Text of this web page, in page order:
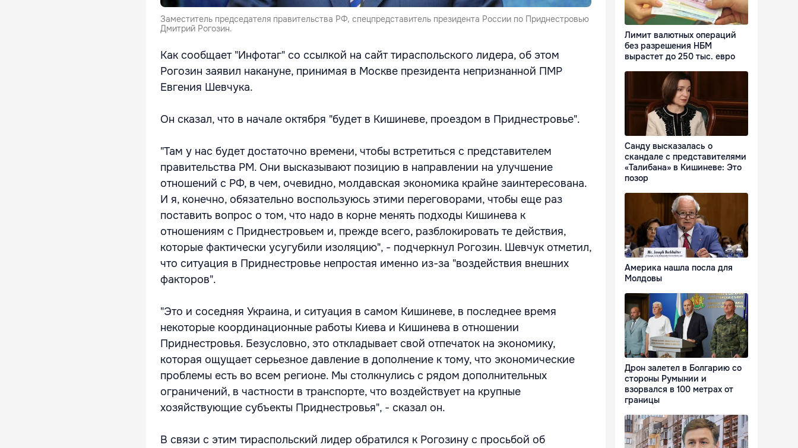
Заместитель председателя правительства РФ, спецпредставитель президента России по Приднестровью
Дмитрий Рогозин.
Как сообщает "Инфотаг" со ссылкой на сайт тираспольского лидера, об этом
Рогозин заявил накануне, принимая в Москве президента непризнанной ПМР
Евгения Шевчука.
Он сказал, что в начале октября "будет в Кишиневе, проездом в Приднестровье".
"Там у нас будет достаточно времени, чтобы встретиться с представителем
правительства РМ. Они высказывают позицию в направлении на улучшение
отношений с РФ, в чем, очевидно, молдавская экономика крайне заинтересована.
И я, конечно, обязательно воспользуюсь этими переговорами, чтобы еще раз
поставить вопрос о том, что надо в корне менять подходы Кишинева к
отношениям с Приднестровьем и, прежде всего, разблокировать те действия,
которые фактически усугубили изоляцию", - подчеркнул Рогозин. Шевчук отметил,
что ситуация в Приднестровье непростая именно из-за "воздействия внешних
факторов".
"Это и соседняя Украина, и ситуация в самом Кишиневе, в последнее время
некоторые координационные работы Киева и Кишинева в отношении
Приднестровья. Безусловно, это откладывает свой отпечаток на экономику,
которая ощущает серьезное давление в дополнение к тому, что экономические
проблемы есть во всем регионе. Мы столкнулись с рядом дополнительных
ограничений, в частности в транспорте, что воздействует на крупные
хозяйствующие субъекты Приднестровья", - сказал он.
В связи с этим тираспольский лидер обратился к Рогозину с просьбой об
Лимит валютных операций
без разрешения НБМ
вырастет до 250 тыс. евро
Санду высказалась о
скандале с представителями
«Талибана» в Кишиневе: Это
позор
Америка нашла посла для
Молдовы
Дрон залетел в Болгарию со
стороны Румынии и
взорвался в 100 метрах от
границы